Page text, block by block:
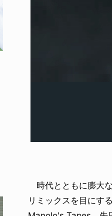
時代とともに膨大
リミックスを目にす